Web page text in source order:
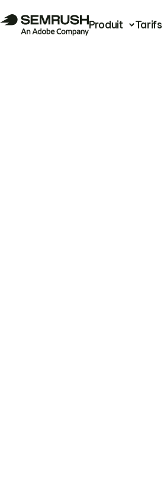
Produit Tarifs